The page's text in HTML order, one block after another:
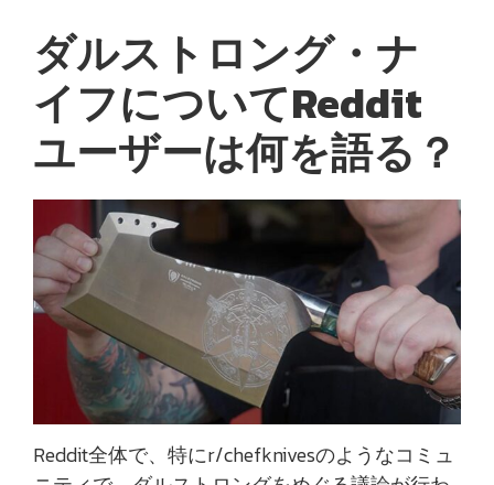
ダルストロング・ナ
イフについてReddit
ユーザーは何を語る？
Reddit全体で、特にr/chefknivesのようなコミュ